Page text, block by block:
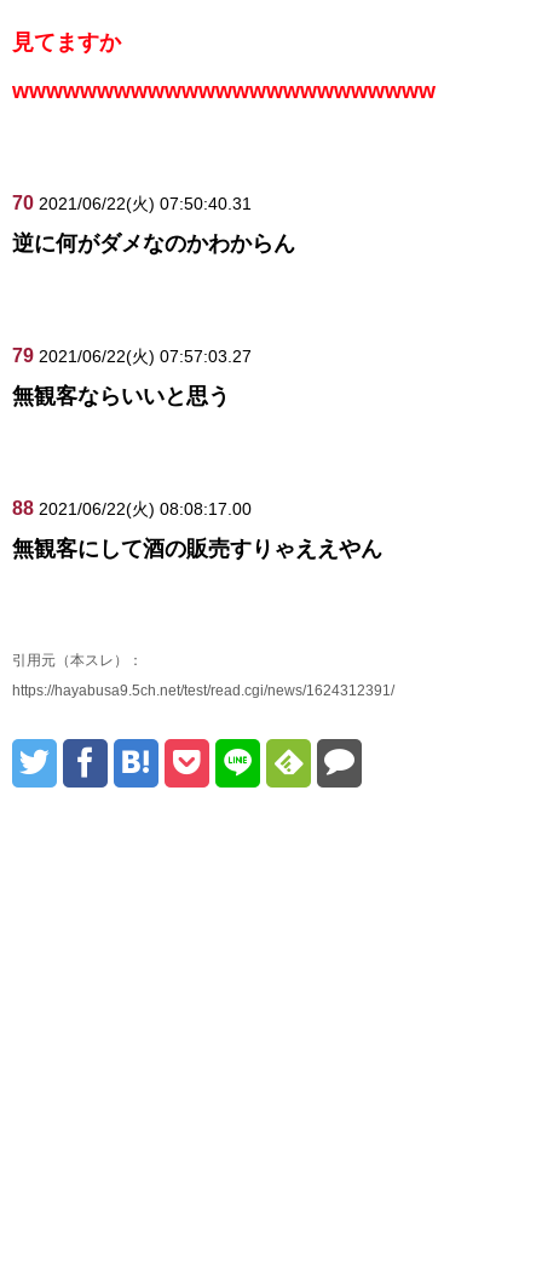
見てますか
wwwwwwwwwwwwwwwwwwwwwwwww
70 2021/06/22(火) 07:50:40.31
逆に何がダメなのかわからん
79 2021/06/22(火) 07:57:03.27
無観客ならいいと思う
88 2021/06/22(火) 08:08:17.00
無観客にして酒の販売すりゃええやん
引用元（本スレ）：
https://hayabusa9.5ch.net/test/read.cgi/news/1624312391/